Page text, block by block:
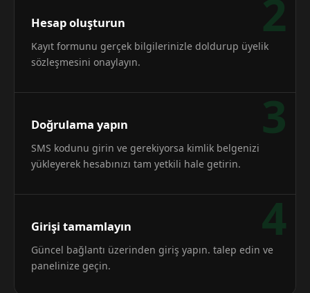
2
Hesap oluşturun
Kayıt formunu gerçek bilgilerinizle doldurup üyelik
sözleşmesini onaylayın.
3
Doğrulama yapın
SMS kodunu girin ve gerekiyorsa kimlik belgenizi
yükleyerek hesabınızı tam yetkili hale getirin.
4
Girişi tamamlayın
Güncel bağlantı üzerinden giriş yapın. talep edin ve
panelinize geçin.